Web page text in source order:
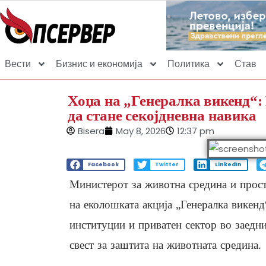
Вести Бизнис и економија Политика Став
Хоџа на „Генералка
да стане секојдневна навика
Bisera May 8, 2026 12:37 pm
Facebook Twitter LinkedIn
Министерот за животна средина и
на еколошката акција „Генералка
институции и приватен сектор во
свест за заштита на животната средина.